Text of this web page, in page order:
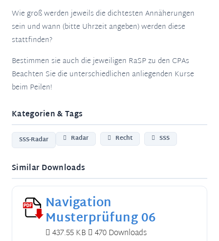
Wie groß werden jeweils die dichtesten Annäherungen
sein und wann (bitte Uhrzeit angeben) werden diese
stattfinden?
Bestimmen sie auch die jeweiligen RaSP zu den CPAs
Beachten Sie die unterschiedlichen anliegenden Kurse
beim Peilen!
Kategorien & Tags
SSS-Radar Radar Recht SSS
Similar Downloads
Navigation
Musterprüfung 06
437.55 KB 470 Downloads